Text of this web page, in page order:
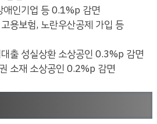
애인기업 등 0.1%p 감면
용보험, 노란우산공제 가입 등
출 성실상환 소상공인 0.3%p 감면
소재 소상공인 0.2%p 감면